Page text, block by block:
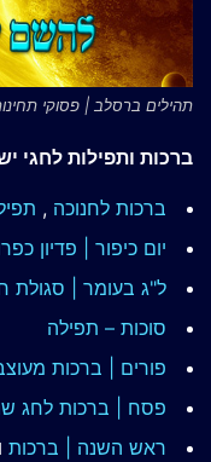
תהילים ברסלב | פסוקי
ברכות ותפילות לחגי
ברכות לחנוכה ,
יום כיפור | פדיון
ל"ג בעומר | סגולת
סוכות – תפילה
פורים | ברכות
פסח | ברכות לחג
ראש השנה | ברכות